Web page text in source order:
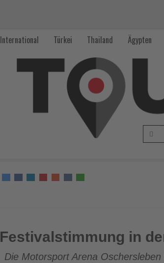
International Türkei Thailand Ägypten
Festivalstimmung in der Motorsport Arena
Festivalstimmung in
Die Motorsport Arena